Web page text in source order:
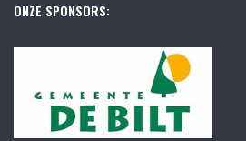
ONZE SPONSORS: